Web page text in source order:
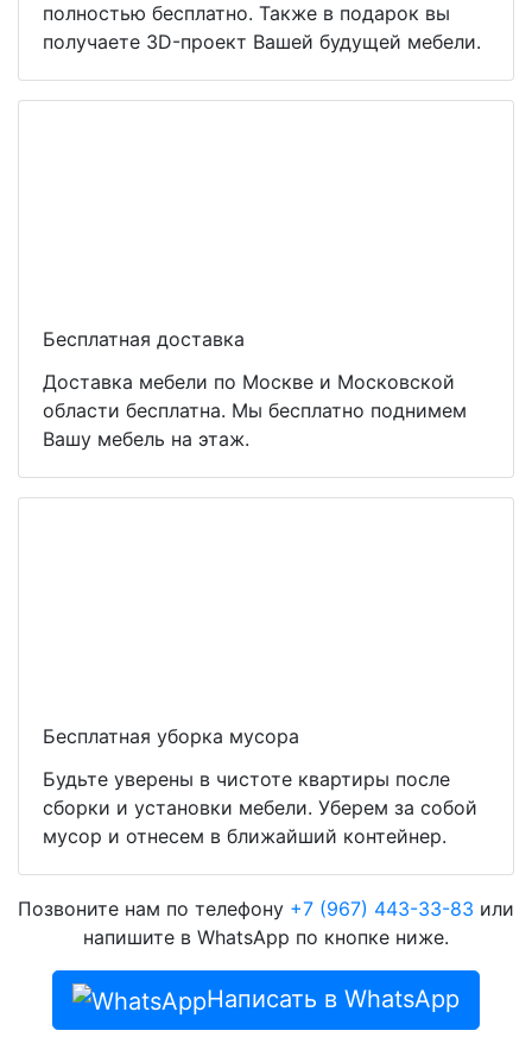
полностью бесплатно. Также в подарок вы
получаете 3D-проект Вашей будущей мебели.
Бесплатная доставка
Доставка мебели по Москве и Московской
области бесплатна. Мы бесплатно поднимем
Вашу мебель на этаж.
Бесплатная уборка мусора
Будьте уверены в чистоте квартиры после
сборки и установки мебели. Уберем за собой
мусор и отнесем в ближайший контейнер.
Позвоните нам по телефону +7 (967) 443-33-83 или
напишите в WhatsApp по кнопке ниже.
Написать в WhatsApp